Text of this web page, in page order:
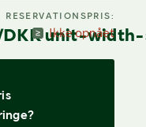
DKK unit-
RESERVATIONSPRIS:
Ikke opnået